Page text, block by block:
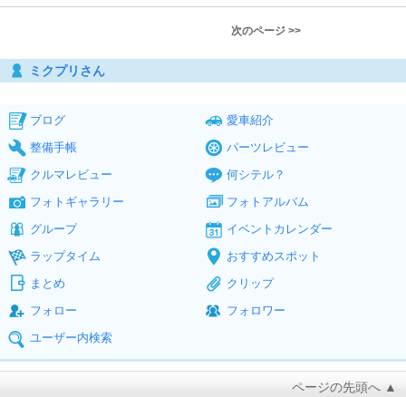
次のページ >>
ミクプリさん
ブログ
愛車紹介
整備手帳
パーツレビュー
クルマレビュー
何シテル？
フォトギャラリー
フォトアルバム
グループ
イベントカレンダー
ラップタイム
おすすめスポット
まとめ
クリップ
フォロー
フォロワー
ユーザー内検索
ページの先頭へ ▲